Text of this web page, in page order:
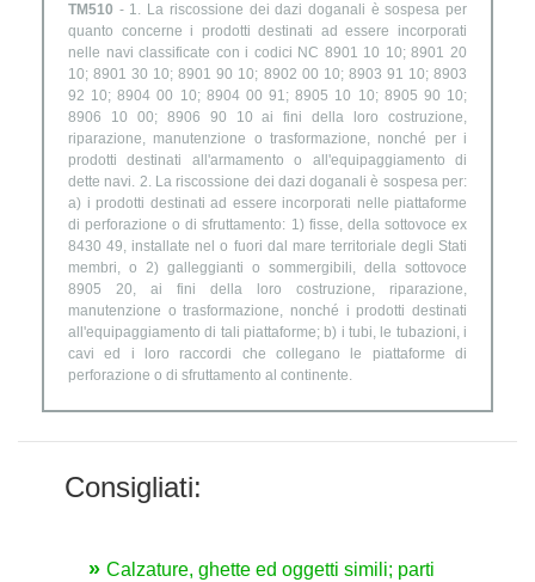
TM510 - 1. La riscossione dei dazi doganali è sospesa per
quanto concerne i prodotti destinati ad essere incorporati
nelle navi classificate con i codici NC 8901 10 10; 8901 20
10; 8901 30 10; 8901 90 10; 8902 00 10; 8903 91 10; 8903
92 10; 8904 00 10; 8904 00 91; 8905 10 10; 8905 90 10;
8906 10 00; 8906 90 10 ai fini della loro costruzione,
riparazione, manutenzione o trasformazione, nonché per i
prodotti destinati all'armamento o all'equipaggiamento di
dette navi. 2. La riscossione dei dazi doganali è sospesa per:
a) i prodotti destinati ad essere incorporati nelle piattaforme
di perforazione o di sfruttamento: 1) fisse, della sottovoce ex
8430 49, installate nel o fuori dal mare territoriale degli Stati
membri, o 2) galleggianti o sommergibili, della sottovoce
8905 20, ai fini della loro costruzione, riparazione,
manutenzione o trasformazione, nonché i prodotti destinati
all'equipaggiamento di tali piattaforme; b) i tubi, le tubazioni, i
cavi ed i loro raccordi che collegano le piattaforme di
perforazione o di sfruttamento al continente.
Consigliati:
Calzature, ghette ed oggetti simili; parti